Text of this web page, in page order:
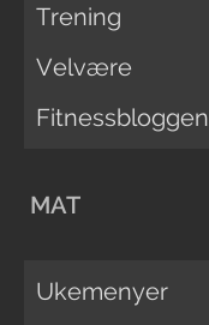
Trening
Velvære
Fitnessbloggen
MAT
Ukemenyer